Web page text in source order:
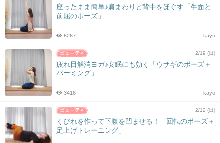
座ったまま簡単♪肩まわりと背中をほぐす「牛面と
前屈のポーズ」
kayo
5267
2/19 (日)
疲れ目解消ヨガ♪安眠にも効く「ウサギのポーズ＋
パーミング」
kayo
3416
2/12 (日)
くびれを作って下腹を凹ませる！「回転のポーズ＋
足上げトレーニング」